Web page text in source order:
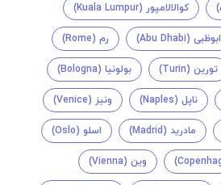
کوالالامپور (Kuala Lumpur)
ابوظبی (Abu Dhabi) رم (Rome)
تورین (Turin) بولونیا (Bologna)
ناپل (Naples) ونیز (Venice)
مادرید (Madrid) اسلو (Oslo)
وین (Vienna)